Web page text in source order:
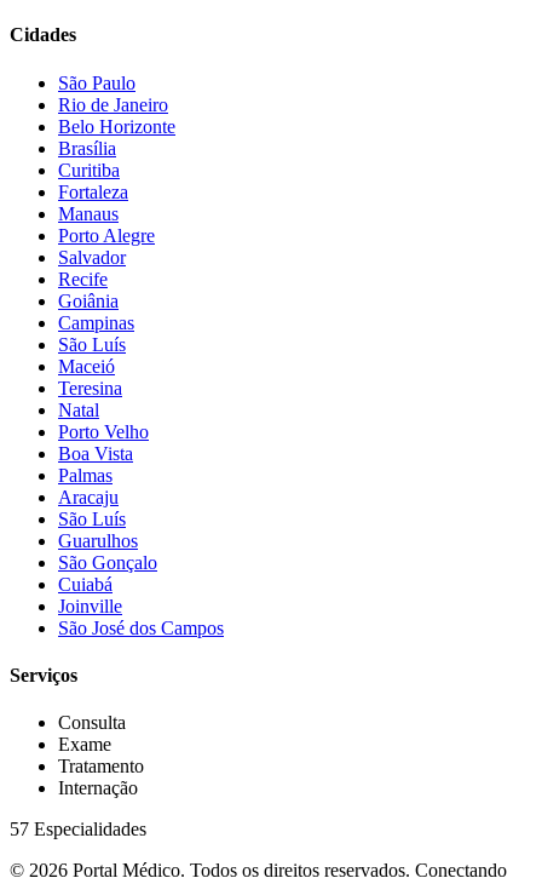
Cidades
São Paulo
Rio de Janeiro
Belo Horizonte
Brasília
Curitiba
Fortaleza
Manaus
Porto Alegre
Salvador
Recife
Goiânia
Campinas
São Luís
Maceió
Teresina
Natal
Porto Velho
Boa Vista
Palmas
Aracaju
São Luís
Guarulhos
São Gonçalo
Cuiabá
Joinville
São José dos Campos
Serviços
Consulta
Exame
Tratamento
Internação
57 Especialidades
© 2026 Portal Médico. Todos os direitos reservados. Conectando